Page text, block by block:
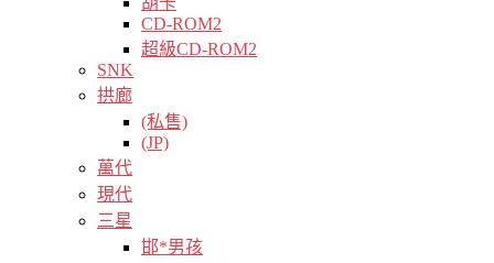
CD-ROM2
超級CD-ROM2
SNK
拱廊
(私售)
(JP)
萬代
現代
三星
邯*男孩